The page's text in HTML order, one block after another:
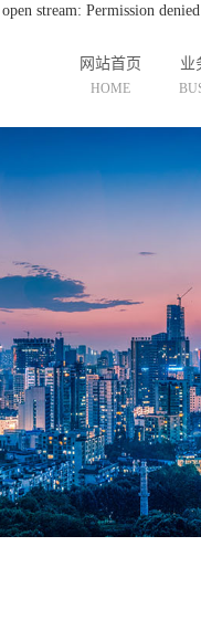
stream: Permission
网站首页
HOME
业